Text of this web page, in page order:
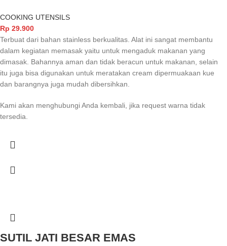
COOKING UTENSILS
Rp 29.900
Terbuat dari bahan stainless berkualitas. Alat ini sangat membantu
dalam kegiatan memasak yaitu untuk mengaduk makanan yang
dimasak. Bahannya aman dan tidak beracun untuk makanan, selain
itu juga bisa digunakan untuk meratakan cream dipermuakaan kue
dan barangnya juga mudah dibersihkan.
Kami akan menghubungi Anda kembali, jika request warna tidak
tersedia.
SUTIL JATI BESAR EMAS